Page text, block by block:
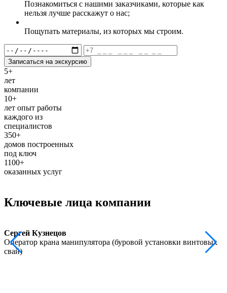
Познакомиться с нашими заказчиками, которые как
нельзя лучше расскажут о нас;
Пощупать материалы, из которых мы строим.
Записаться на экскурсию
5+
лет
компании
10+
лет опыт работы
каждого из
специалистов
350+
домов построенных
под ключ
1100+
оказанных услуг
Ключевые лица компании
Сергей Кузнецов
Оператор крана манипулятора (буровой установки винтовых
свай)